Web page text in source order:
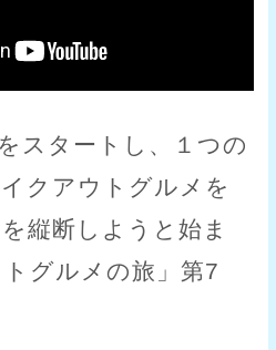
スタートし、１つの
クアウトグルメを
縦断しようと始ま
グルメの旅」第7